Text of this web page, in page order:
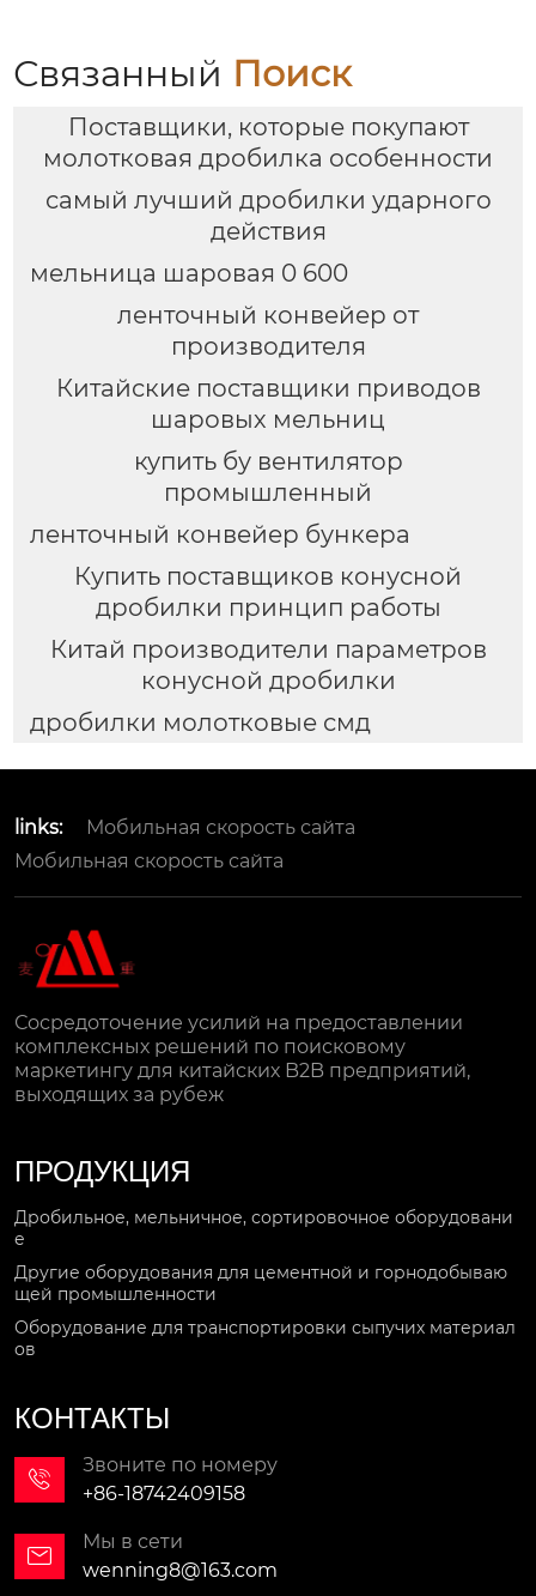
Связанный Поиск
Поставщики, которые покупают
молотковая дробилка особенности
самый лучший дробилки ударного
действия
мельница шаровая 0 600
ленточный конвейер от
производителя
Китайские поставщики приводов
шаровых мельниц
купить бу вентилятор
промышленный
ленточный конвейер бункера
Купить поставщиков конусной
дробилки принцип работы
Китай производители параметров
конусной дробилки
дробилки молотковые смд
links:
Мобильная скорость сайта
Мобильная скорость сайта
Сосредоточение усилий на предоставлении
комплексных решений по поисковому
маркетингу для китайских B2B предприятий,
выходящих за рубеж
ПРОДУКЦИЯ
Дробильное, мельничное, сортировочное оборудовани
е
Другие оборудования для цементной и горнодобываю
щей промышленности
Оборудование для транспортировки сыпучих материал
ов
КОНТАКТЫ

Звоните по номеру
+86-18742409158

Мы в сети
wenning8@163.com